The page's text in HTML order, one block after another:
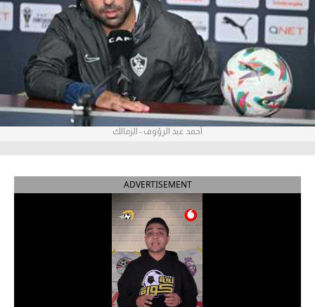
آراء حرة
ركن الألعاب
بطولات
الدوري المصري
أحمد عبد الرؤوف - الزمالك
ADVERTISEMENT